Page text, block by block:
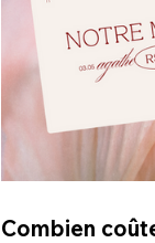
Combien